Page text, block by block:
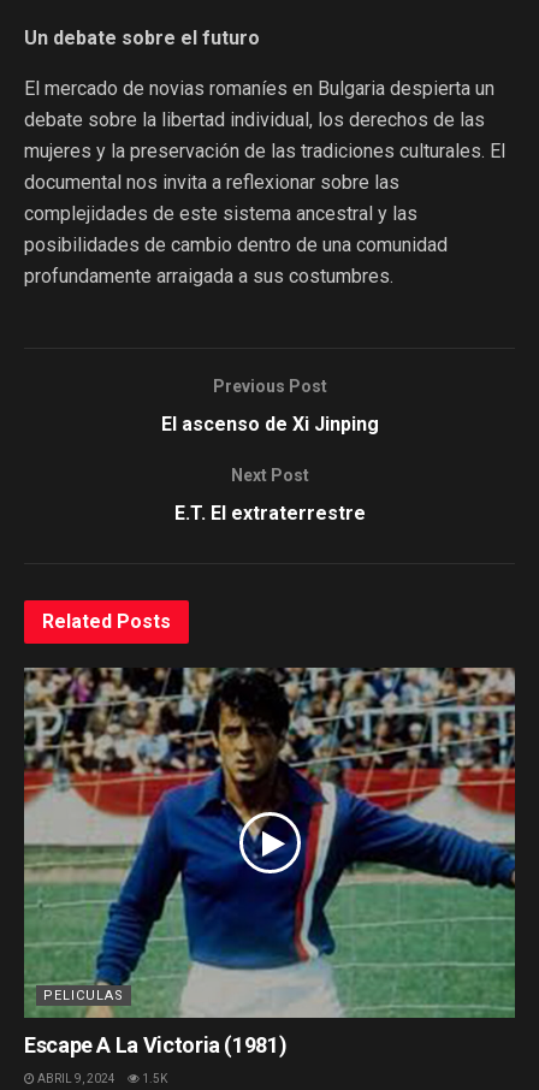
Un debate sobre el futuro
El mercado de novias romaníes en Bulgaria despierta un
debate sobre la libertad individual, los derechos de las
mujeres y la preservación de las tradiciones culturales. El
documental nos invita a reflexionar sobre las
complejidades de este sistema ancestral y las
posibilidades de cambio dentro de una comunidad
profundamente arraigada a sus costumbres.
Previous Post
El ascenso de Xi Jinping
Next Post
E.T. El extraterrestre
Related Posts
PELICULAS
Escape A La Victoria (1981)
ABRIL 9, 2024 1.5K